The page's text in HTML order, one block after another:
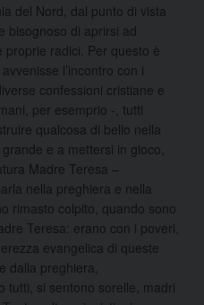
del Nord, dal punto di vista
bisognoso di aprirsi ad
radici. Per questo è
l’incontro con i
confessioni cristiane e
per esemprio -, tutti
qualcosa di bello nella
e a mettersi in gioco,
Madre Teresa –
nella preghiera e nella
rimasto colpito, quando sono
Teresa: erano con i poveri,
evangelica di queste
dalla preghiera,
tutti, si sentono sorelle, madri